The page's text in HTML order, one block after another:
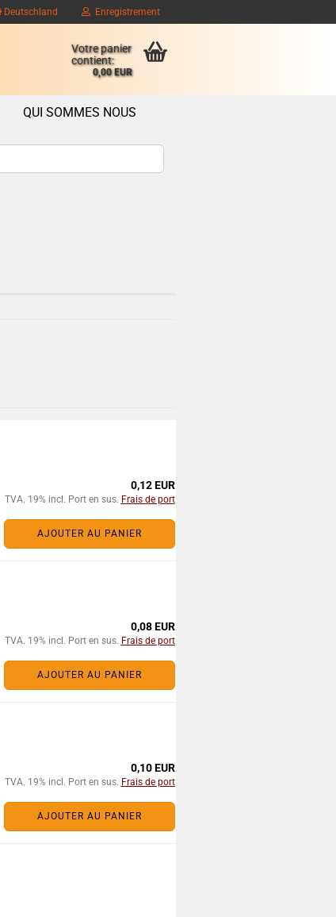
Deutschland Enregistrement
Votre panier
contient:
0,00 EUR
QUI SOMMES NOUS
0,12 EUR
TVA. 19% incl. Port en sus. Frais de port
AJOUTER AU PANIER
0,08 EUR
TVA. 19% incl. Port en sus. Frais de port
AJOUTER AU PANIER
0,10 EUR
TVA. 19% incl. Port en sus. Frais de port
AJOUTER AU PANIER